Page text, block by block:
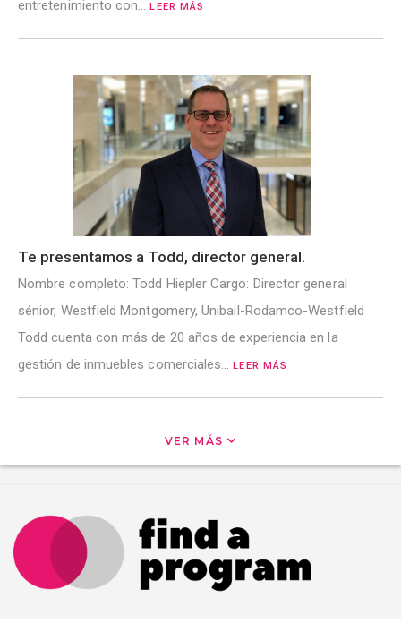
entretenimiento con…LEER MÁS
Te presentamos a Todd, director general.
Nombre completo: Todd Hiepler Cargo: Director general
sénior, Westfield Montgomery, Unibail-Rodamco-Westfield
Todd cuenta con más de 20 años de experiencia en la
gestión de inmuebles comerciales…LEER MÁS
VER MÁS